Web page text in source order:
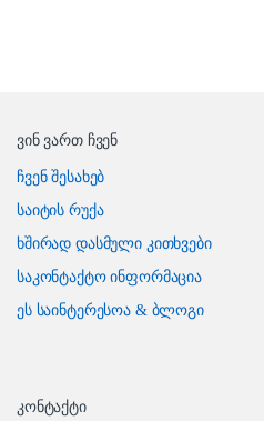
ვინ ვართ ჩვენ
ჩვენ შესახებ
საიტის რუქა
ხშირად დასმული კითხვები
საკონტაქტო ინფორმაცია
ეს საინტერესოა & ბლოგი
კონტაქტი